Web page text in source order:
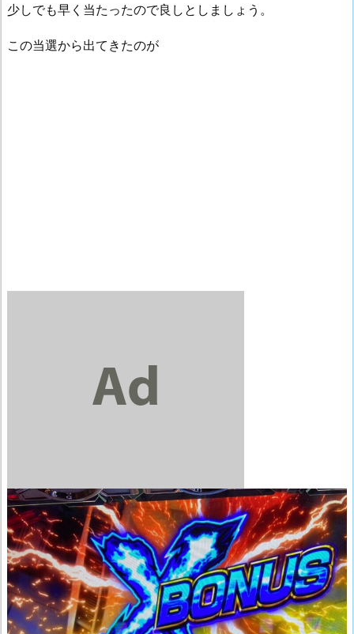
少しでも早く当たったので良しとしましょう。
この当選から出てきたのが